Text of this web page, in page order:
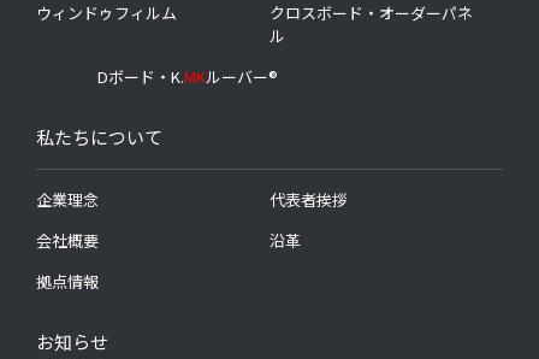
ウィンドゥフィルム
クロスボード・オーダーパネ
ル
Dボード・K.MKルーバー®
私たちについて
企業理念
代表者挨拶
会社概要
沿革
拠点情報
お知らせ